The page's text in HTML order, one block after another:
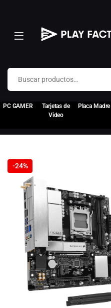
Buscar por:
PC GAMER
Tarjetas de
Video
Placa Madre
-24%